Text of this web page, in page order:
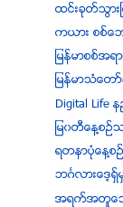
ထင္းခုတ္သြာ
ကယား စစ္ေ
ျမန္မာစစ္အ
ျမန္မာသံေ
Digital
ျမ၀တီေန႔စ
ရတနာပံုေန႔
ဘဂၤလားေဒ့
အရက္အတူေသ